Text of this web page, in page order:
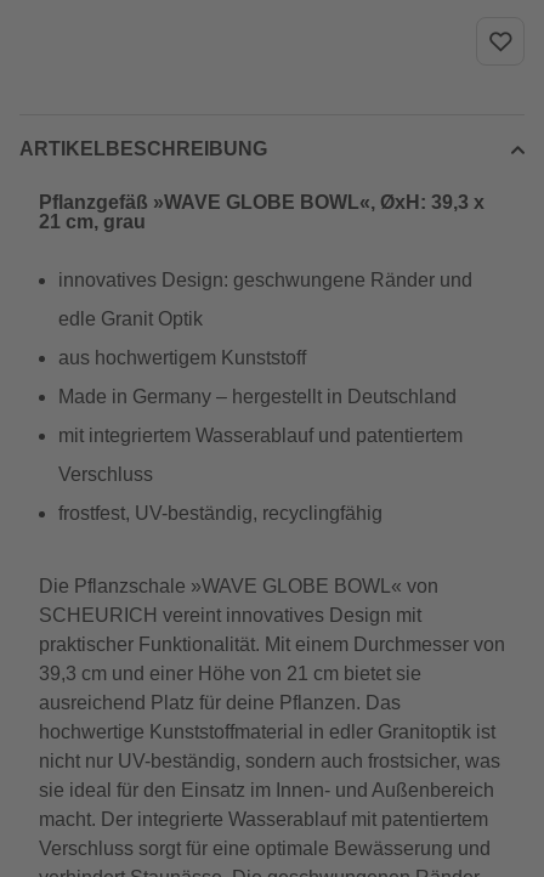
ARTIKELBESCHREIBUNG
Pflanzgefäß »WAVE GLOBE BOWL«, ØxH: 39,3 x
21 cm, grau
innovatives Design: geschwungene Ränder und
edle Granit Optik
aus hochwertigem Kunststoff
Made in Germany – hergestellt in Deutschland
mit integriertem Wasserablauf und patentiertem
Verschluss
frostfest, UV-beständig, recyclingfähig
Die Pflanzschale »WAVE GLOBE BOWL« von
SCHEURICH vereint innovatives Design mit
praktischer Funktionalität. Mit einem Durchmesser von
39,3 cm und einer Höhe von 21 cm bietet sie
ausreichend Platz für deine Pflanzen. Das
hochwertige Kunststoffmaterial in edler Granitoptik ist
nicht nur UV-beständig, sondern auch frostsicher, was
sie ideal für den Einsatz im Innen- und Außenbereich
macht. Der integrierte Wasserablauf mit patentiertem
Verschluss sorgt für eine optimale Bewässerung und